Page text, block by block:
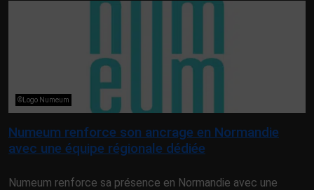
©Logo Numeum
Numeum renforce son ancrage en Normandie
avec une équipe régionale dédiée
Numeum renforce sa présence en Normandie avec une